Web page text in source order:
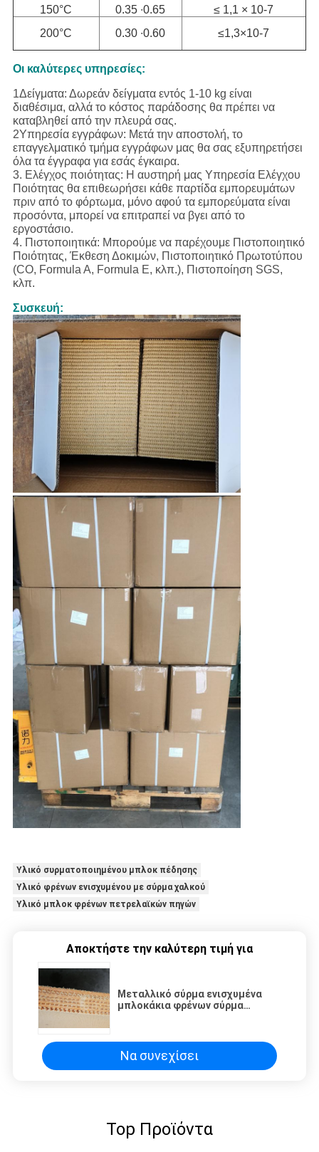
150°C 0.35 ∙0.65
≤ 1,1 × 10-7
200°C
0.30 ∙0.60 ≤1,3×10-7
Οι καλύτερες υπηρεσίες:
1Δείγματα: Δωρεάν δείγματα εντός 1-10 kg είναι
διαθέσιμα, αλλά το κόστος παράδοσης θα πρέπει να
καταβληθεί από την πλευρά σας.
2Υπηρεσία εγγράφων: Μετά την αποστολή, το
επαγγελματικό τμήμα εγγράφων μας θα σας εξυπηρετήσει
όλα τα έγγραφα για εσάς έγκαιρα.
3. Ελέγχος ποιότητας: Η αυστηρή μας Υπηρεσία Ελέγχου
Ποιότητας θα επιθεωρήσει κάθε παρτίδα εμπορευμάτων
πριν από το φόρτωμα, μόνο αφού τα εμπορεύματα είναι
προσόντα, μπορεί να επιτραπεί να βγει από το
εργοστάσιο.
4. Πιστοποιητικά: Μπορούμε να παρέχουμε Πιστοποιητικό
Ποιότητας, Έκθεση Δοκιμών, Πιστοποιητικό Πρωτοτύπου
(CO, Formula A, Formula E, κλπ.), Πιστοποίηση SGS,
κλπ.
Συσκευή:
Υλικό συρματοποιημένου μπλοκ πέδησης
Υλικό φρένων ενισχυμένου με σύρμα χαλκού
Υλικό μπλοκ φρένων πετρελαϊκών πηγών
Αποκτήστε την καλύτερη τιμή για
Μεταλλικό σύρμα ενισχυμένα
μπλοκάκια φρένων σύρμα
Να συνεχίσει
Top Προϊόντα